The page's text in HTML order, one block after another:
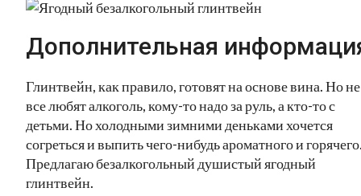
Дополнительная
Глинтвейн, как правило, готовят на основе вина. Но не
все любят алкоголь, кому-то надо за руль, а кто-то с
детьми. Но холодными зимними деньками хочется
согреться и выпить чего-нибудь ароматного и
Предлагаю безалкогольный душистый ягодный
глинтвейн.